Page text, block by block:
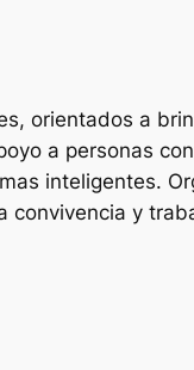
orientados a
a personas
inteligentes.
y